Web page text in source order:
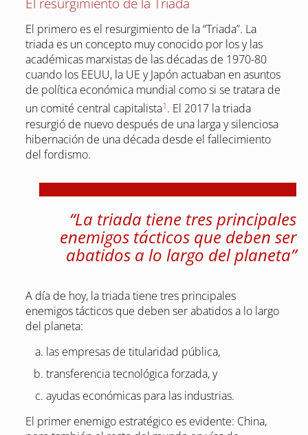
El primero es el resurgimiento de la “Triada”. La
triada es un concepto muy conocido por los y las
académicas marxistas de las décadas de 1970-80
cuando los EEUU, la UE y Japón actuaban en asuntos
de política económica mundial como si se tratara de
un comité central capitalista1. El 2017 la triada
resurgió de nuevo después de una larga y silenciosa
hibernación de una década desde el fallecimiento
del fordismo.
“La triada tiene tres principales
enemigos tácticos que deben ser
abatidos a lo largo del planeta”
A día de hoy, la triada tiene tres principales
enemigos tácticos que deben ser abatidos a lo largo
del planeta:
las empresas de titularidad pública,
transferencia tecnológica forzada, y
ayudas económicas para las industrias.
El primer enemigo estratégico es evidente: China,